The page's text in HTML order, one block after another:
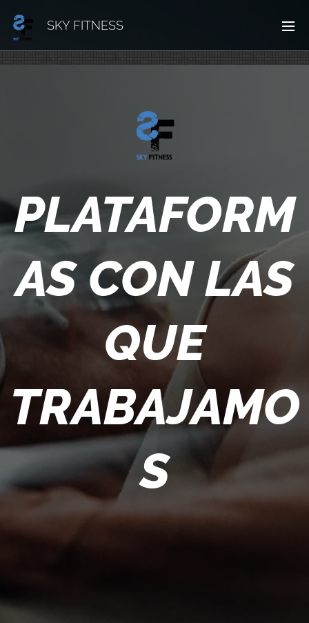
SKY FITNESS
PLATAFORM
AS CON LAS
QUE
TRABAJAMO
S